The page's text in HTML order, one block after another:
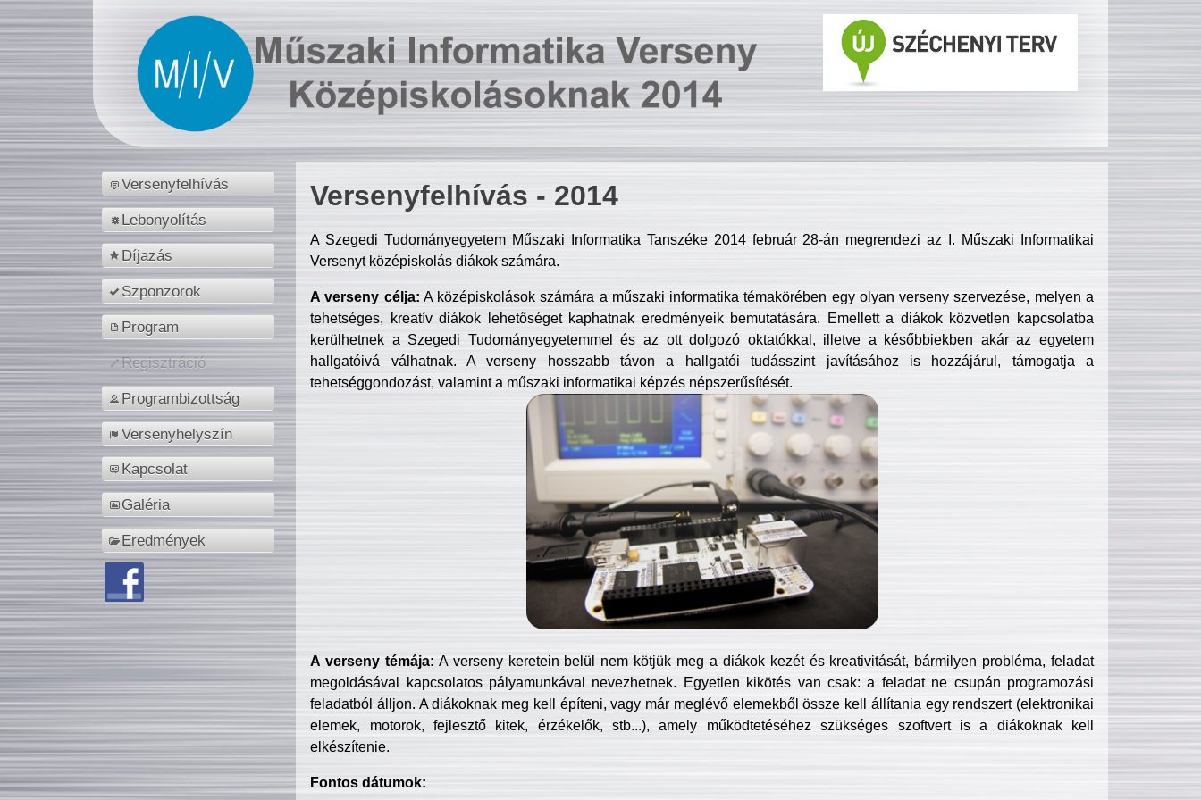
Versenyfelhívás
Lebonyolítás
Díjazás
Szponzorok
Program
Regisztráció
Programbizottság
Versenyhelyszín
Kapcsolat
Galéria
Eredmények
Versenyfelhívás - 2014
A Szegedi Tudományegyetem Műszaki Informatika Tanszéke 2014 február 28-án megrendezi az I. Műszaki Informatikai
Versenyt középiskolás diákok számára.
A verseny célja: A középiskolások számára a műszaki informatika témakörében egy olyan verseny szervezése, melyen a
tehetséges, kreatív diákok lehetőséget kaphatnak eredményeik bemutatására. Emellett a diákok közvetlen kapcsolatba
kerülhetnek a Szegedi Tudományegyetemmel és az ott dolgozó oktatókkal, illetve a későbbiekben akár az egyetem
hallgatóivá válhatnak. A verseny hosszabb távon a hallgatói tudásszint javításához is hozzájárul, támogatja a
tehetséggondozást, valamint a műszaki informatikai képzés népszerűsítését.
A verseny témája: A verseny keretein belül nem kötjük meg a diákok kezét és kreativitását, bármilyen probléma, feladat
megoldásával kapcsolatos pályamunkával nevezhetnek. Egyetlen kikötés van csak: a feladat ne csupán programozási
feladatból álljon. A diákoknak meg kell építeni, vagy már meglévő elemekből össze kell állítania egy rendszert (elektronikai
elemek, motorok, fejlesztő kitek, érzékelők, stb...), amely működtetéséhez szükséges szoftvert is a diákoknak kell
elkészítenie.
Fontos dátumok: